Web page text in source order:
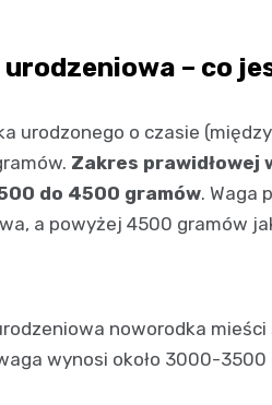
urodzeniowa – co
urodzonego o czasie
Zakres prawidłowej
do 4500 gramów. Waga
a powyżej 4500 gramów
noworodka
wynosi około 3000-3500